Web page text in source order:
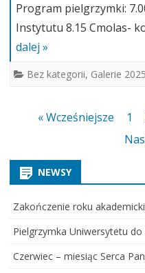
Program pielgrzymki:
Instytutu 8.15 Cmolas-
dalej »
Bez kategorii, Galerie 2025
Stronicowanie
« Wcześniejsze 1
NEWSY
Zakończenie roku
Pielgrzymka Uniwersytetu do
Czerwiec – miesiąc Serca